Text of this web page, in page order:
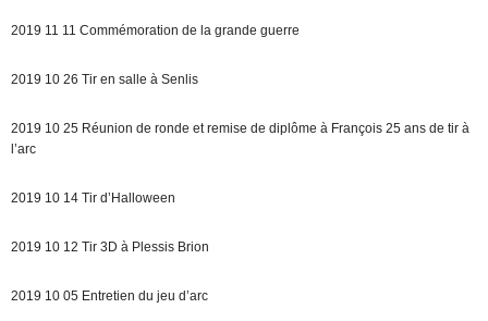
2019 11 11 Commémoration de la grande guerre
2019 10 26 Tir en salle à Senlis
2019 10 25 Réunion de ronde et remise de diplôme à François 25 ans de tir à
l’arc
2019 10 14 Tir d’Halloween
2019 10 12 Tir 3D à Plessis Brion
2019 10 05 Entretien du jeu d’arc